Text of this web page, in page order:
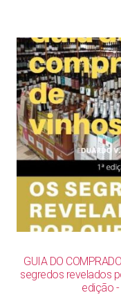
GUIA DO
segredos revelados
edição